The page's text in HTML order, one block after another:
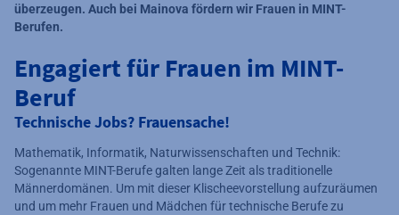
überzeugen. Auch bei Mainova fördern wir Frauen in MINT-
Berufen.
Engagiert für Frauen im MINT-
Beruf
Technische Jobs? Frauensache!
Mathematik, Informatik, Naturwissenschaften und Technik:
Sogenannte MINT-Berufe galten lange Zeit als traditionelle
Männerdomänen. Um mit dieser Klischeevorstellung aufzuräumen
und um mehr Frauen und Mädchen für technische Berufe zu